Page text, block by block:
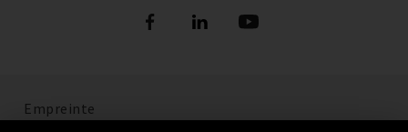
Empreinte